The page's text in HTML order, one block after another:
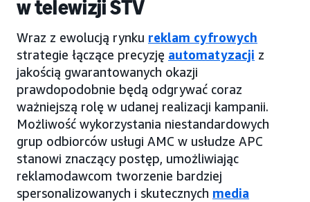
w telewizji STV
Wraz z ewolucją rynku reklam cyfrowych
strategie łączące precyzję automatyzacji z
jakością gwarantowanych okazji
prawdopodobnie będą odgrywać coraz
ważniejszą rolę w udanej realizacji kampanii.
Możliwość wykorzystania niestandardowych
grup odbiorców usługi AMC w usłudze APC
stanowi znaczący postęp, umożliwiając
reklamodawcom tworzenie bardziej
spersonalizowanych i skutecznych media